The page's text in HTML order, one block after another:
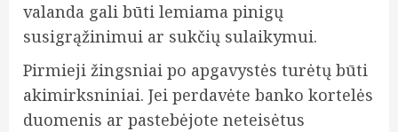
valanda gali būti lemiama pinigų
susigrąžinimui ar sukčių sulaikymui.
Pirmieji žingsniai po apgavystės turėtų būti
akimirksniniai. Jei perdavėte banko kortelės
duomenis ar pastebėjote neteisėtus